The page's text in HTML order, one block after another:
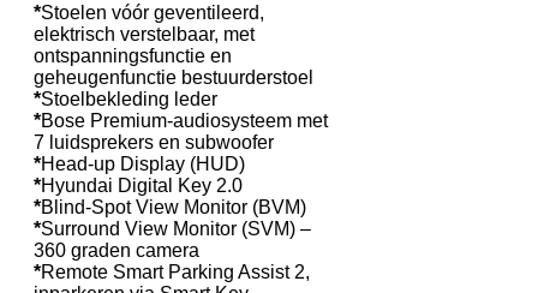
*Stoelen vóór geventileerd,
elektrisch verstelbaar, met
ontspanningsfunctie en
geheugenfunctie bestuurderstoel
*Stoelbekleding leder
*Bose Premium-audiosysteem met
7 luidsprekers en subwoofer
*Head-up Display (HUD)
*Hyundai Digital Key 2.0
*Blind-Spot View Monitor (BVM)
*Surround View Monitor (SVM) –
360 graden camera
*Remote Smart Parking Assist 2,